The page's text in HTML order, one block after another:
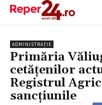
ADMINISTRAȚIE
Primăria
cetățenilor
Registrul
sancțiunile